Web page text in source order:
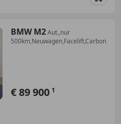
BMW M2Aut.,nur
€ 89 900 1